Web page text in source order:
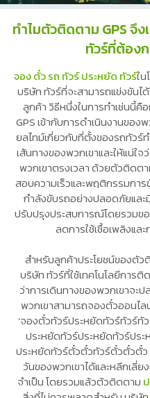
ทำไมตัวติดตาม GPS จึ
ทัวร์ที่ต้อง
จอง ตั๋ว รถ ทัวร์ ประหยัด ทัวร์ใ
บริษัท ทัวร์ที่จะสามารถแข่งขัน
ลูกค้า วิธีหนึ่งในการทำเช่นนี้
GPS เข้ากับการดำเนินงานของ
ยลไทม์เกี่ยวกับที่ตั้งของรถทัวร์
เส้นทางของพวกเขาและให้แน่
พวกเขาตรงเวลา ด้วยตัวติดต
สอบความเร็วและพฤติกรรมกา
กำลังขับรถอย่างปลอดภัยและ
ปรับปรุงประสบการณ์โดยรวม
ลดการใช้เชื้อเพลิงแล
สำหรับลูกค้าประโยชน์ของตัว
บริษัท ทัวร์ที่ใช้เทคโนโลยีการติ
ว่าการเดินทางของพวกเขาจ
พวกเขาสามารถจองตั๋วออนไล
‘จองตั๋วทัวร์ประหยัดทัวร์ทัวร์
ประหยัดทัวร์ประหยัดทัวร์ปร
ประหยัดทัวร์ตั๋วตั๋วทัวร์ตั๋วตั๋วตั๋ว
วันของพวกเขาได้และหลีกเลี่
จำเป็น โดยรวมแล้วตัวติดตาม